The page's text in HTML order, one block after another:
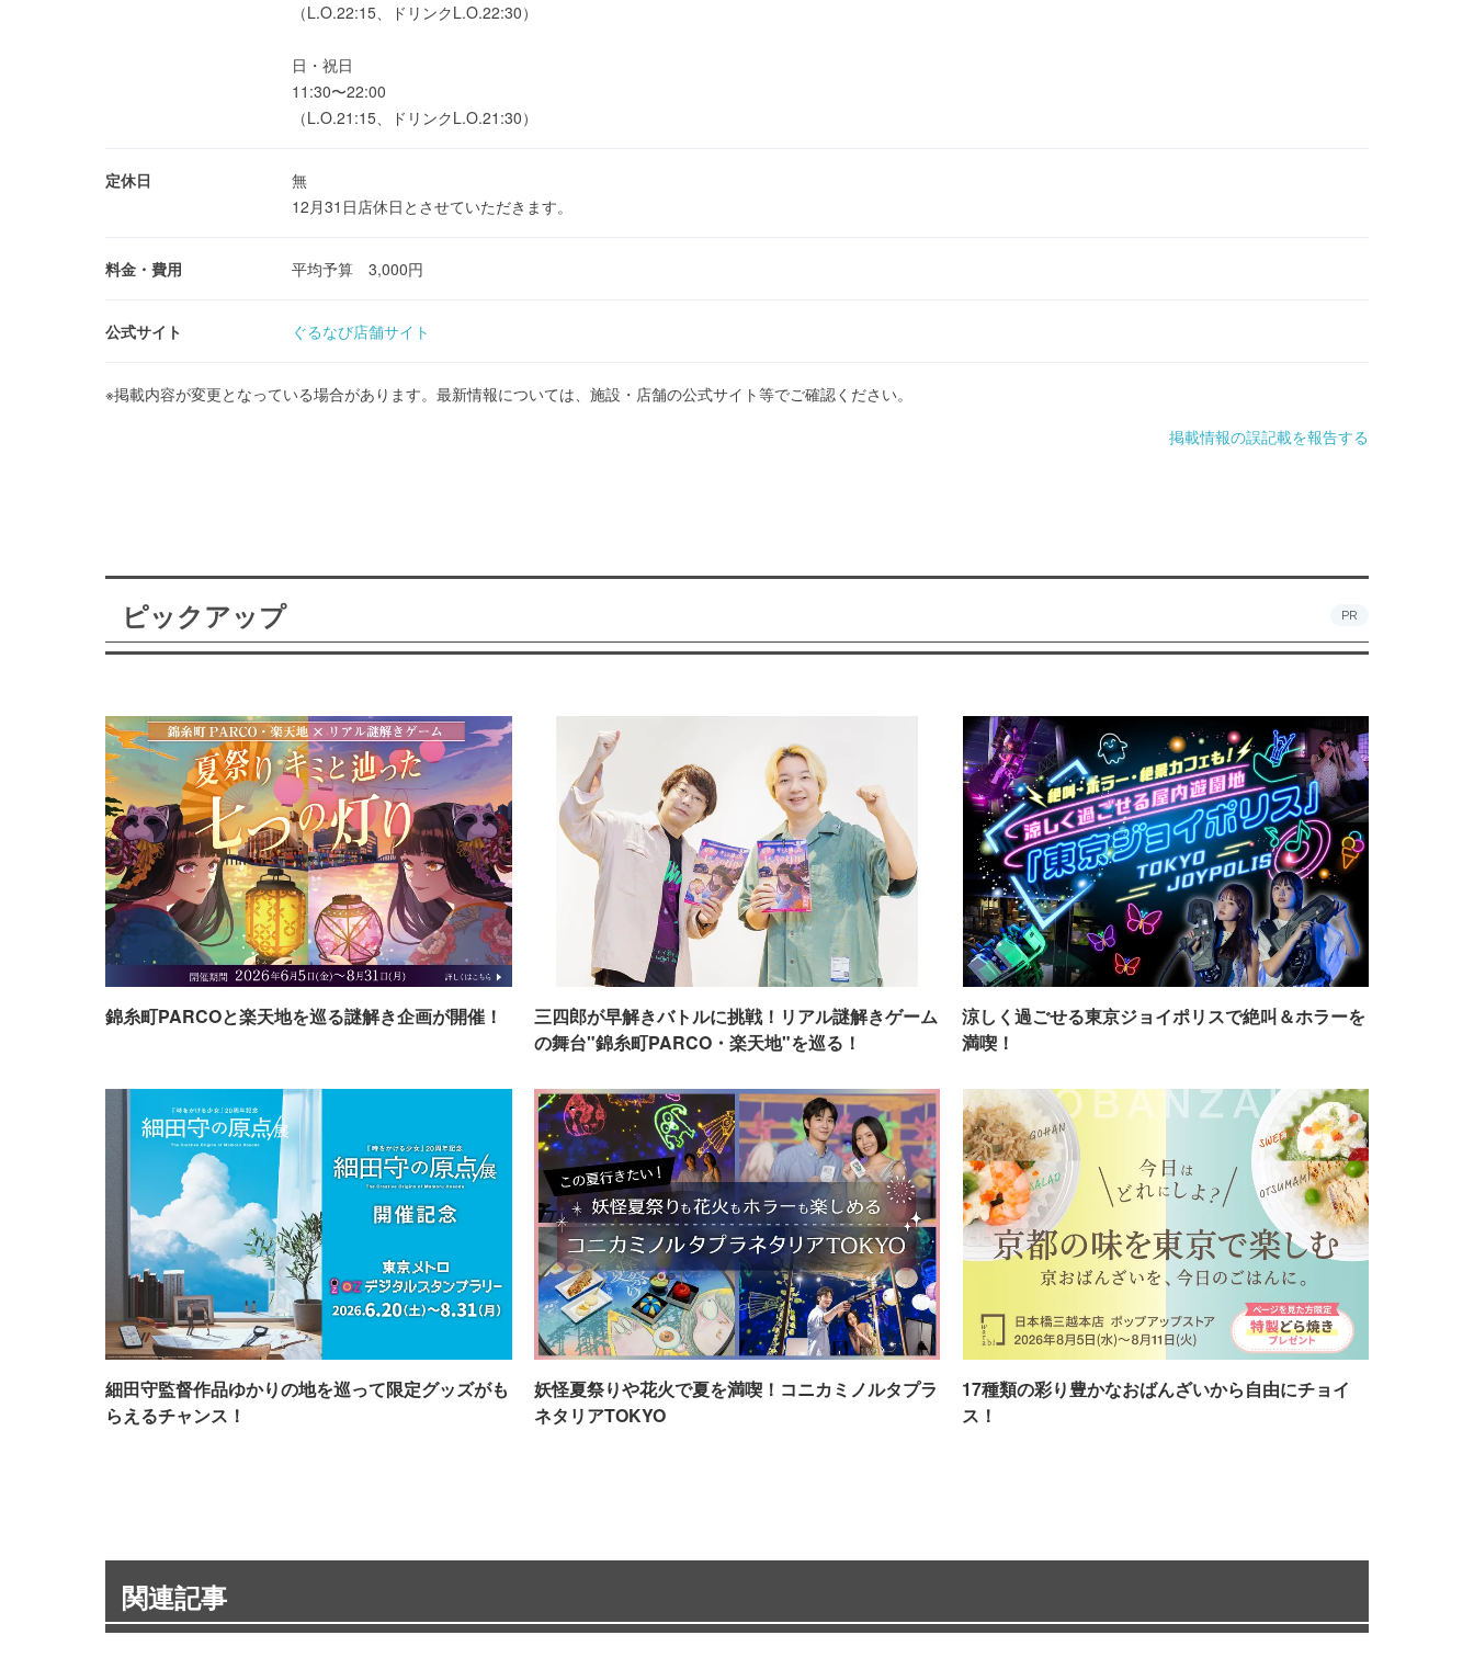
（L.O.22:15、ドリンクL.O.22:30）
日・祝日
11:30〜22:00
（L.O.21:15、ドリンクL.O.21:30）
定休日
無
12月31日店休日とさせていただきます。
料金・費用 平均予算 3,000円
公式サイト ぐるなび店舗サイト
※掲載内容が変更となっている場合があります。最新情報については、施設・店舗の公式サイト等でご確認ください。
掲載情報の誤記載を報告する
ピックアップ PR
錦糸町PARCOと楽天地を巡る謎解き企画が開催！
三四郎が早解きバトルに挑戦！リアル謎解きゲーム
の舞台"錦糸町PARCO・楽天地"を巡る！
涼しく過ごせる東京ジョイポリスで絶叫＆ホラーを
満喫！
細田守監督作品ゆかりの地を巡って限定グッズがも
らえるチャンス！
妖怪夏祭りや花火で夏を満喫！コニカミノルタプラ
ネタリアTOKYO
17種類の彩り豊かなおばんざいから自由にチョイ
ス！
関連記事